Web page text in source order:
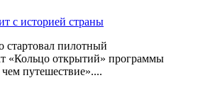
с историей страны
стартовал пилотный
«Кольцо открытий» программы
путешествие»....